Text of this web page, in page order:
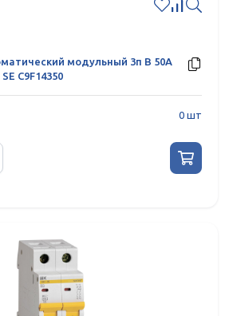
модульный 3п B 50А
C9F14350
0 шт